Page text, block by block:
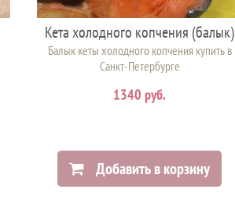
Кета холодного копчения (балык)
Балык кеты холодного копчения купить в
Санкт-Петербурге
1340 руб.
Добавить в корзину